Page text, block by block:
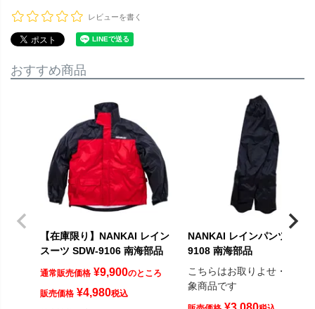
レビューを書く
おすすめ商品
【在庫限り】NANKAI レイン
スーツ SDW-9106 南海部品
通常販売価格 ¥9,900のところ
販売価格 ¥4,980税込
NANKAI レインパンツ
9108 南海部品
こちらはお取りよせ・予約対
象商品です